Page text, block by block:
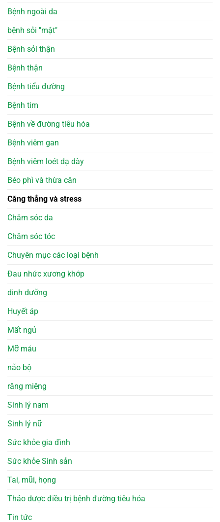
Bệnh ngoài da
bệnh sỏi "mật"
Bệnh sỏi thận
Bệnh thận
Bệnh tiểu đường
Bệnh tim
Bệnh về đường tiêu hóa
Bệnh viêm gan
Bệnh viêm loét dạ dày
Béo phì và thừa cân
Căng thẳng và stress
Chăm sóc da
Chăm sóc tóc
Chuyên mục các loại bệnh
Đau nhức xương khớp
dinh dưỡng
Huyết áp
Mất ngủ
Mỡ máu
não bộ
răng miệng
Sinh lý nam
Sinh lý nữ
Sức khỏe gia đình
Sức khỏe Sinh sản
Tai, mũi, họng
Thảo dược điều trị bệnh đường tiêu hóa
Tin tức